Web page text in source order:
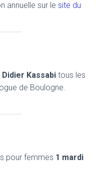
annuelle sur le site du
Didier Kassabi tous les
de Boulogne.
pour femmes 1 mardi